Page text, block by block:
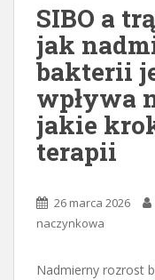
SIBO a
jak
bakterii
wpływa
jakie
terapii
26 marca 2026
naczynkowa
Nadmierny rozrost